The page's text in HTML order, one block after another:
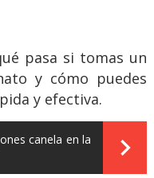
pasa si tomas un
y cómo puedes
y efectiva.
canela en la